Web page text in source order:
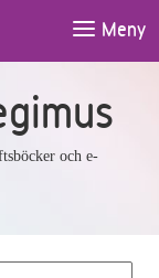
Meny
och e-